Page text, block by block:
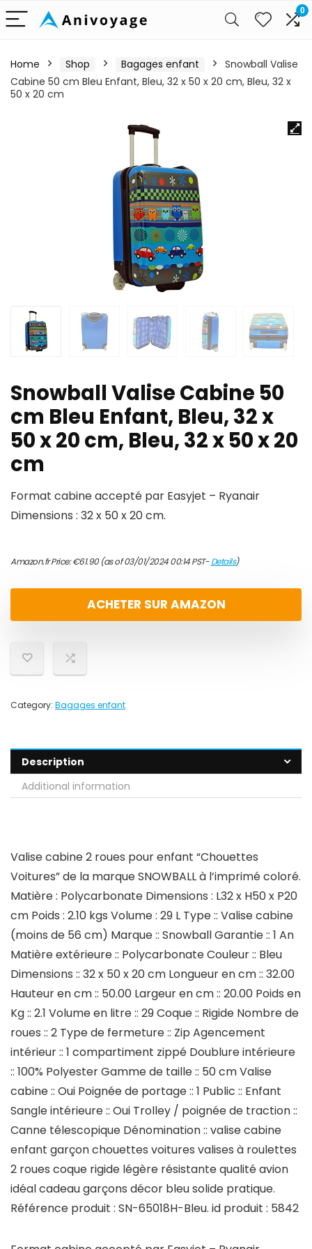
0
Home Shop Bagages enfant
Snowball Valise
Cabine 50 cm Bleu Enfant, Bleu, 32 x 50 x 20 cm, Bleu, 32 x
50 x 20 cm
Snowball Valise Cabine 50
cm Bleu Enfant, Bleu, 32 x
50 x 20 cm, Bleu, 32 x 50 x 20
cm
Format cabine accepté par Easyjet – Ryanair
Dimensions : 32 x 50 x 20 cm.
Amazon.fr Price:€61.90(as of 03/01/2024 00:14 PST-Details)
ACHETER SUR AMAZON
Category: Bagages enfant
Description
Additional information
Valise cabine 2 roues pour enfant “Chouettes
Voitures” de la marque SNOWBALL à l’imprimé coloré.
Matière : Polycarbonate Dimensions : L32 x H50 x P20
cm Poids : 2.10 kgs Volume : 29 L Type :: Valise cabine
(moins de 56 cm) Marque :: Snowball Garantie :: 1 An
Matière extérieure :: Polycarbonate Couleur :: Bleu
Dimensions :: 32 x 50 x 20 cm Longueur en cm :: 32.00
Hauteur en cm :: 50.00 Largeur en cm :: 20.00 Poids en
Kg :: 2.1 Volume en litre :: 29 Coque :: Rigide Nombre de
roues :: 2 Type de fermeture :: Zip Agencement
intérieur :: 1 compartiment zippé Doublure intérieure
:: 100% Polyester Gamme de taille :: 50 cm Valise
cabine :: Oui Poignée de portage :: 1 Public :: Enfant
Sangle intérieure :: Oui Trolley / poignée de traction ::
Canne télescopique Dénomination :: valise cabine
enfant garçon chouettes voitures valises à roulettes
2 roues coque rigide légère résistante qualité avion
idéal cadeau garçons décor bleu solide pratique.
Référence produit : SN-65018H-Bleu. id produit : 5842